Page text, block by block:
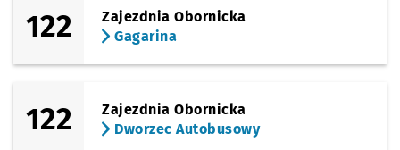
122
Zajezdnia Obornicka
Gagarina
122
Zajezdnia Obornicka
Dworzec Autobusowy